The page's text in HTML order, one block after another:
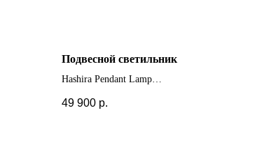
Подвесной светильник
Hashira Pendant Lamp
49 900 р.